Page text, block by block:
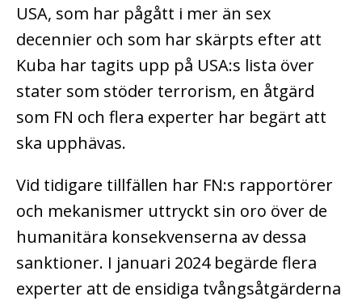
USA, som har pågått i mer än sex
decennier och som har skärpts efter att
Kuba har tagits upp på USA:s lista över
stater som stöder terrorism, en åtgärd
som FN och flera experter har begärt att
ska upphävas.
Vid tidigare tillfällen har FN:s rapportörer
och mekanismer uttryckt sin oro över de
humanitära konsekvenserna av dessa
sanktioner. I januari 2024 begärde flera
experter att de ensidiga tvångsåtgärderna